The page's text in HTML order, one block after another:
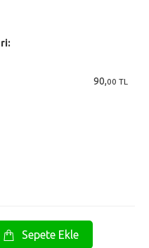
90,00 TL
Sepete Ekle